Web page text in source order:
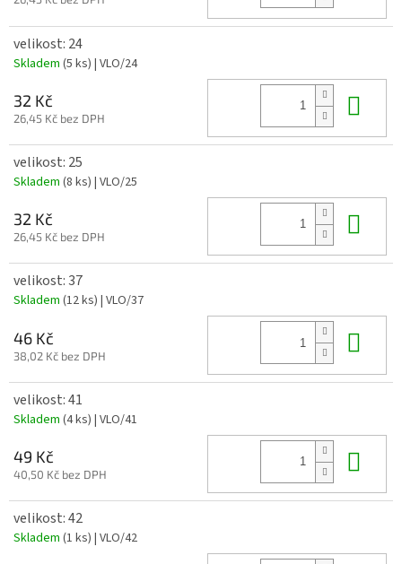
velikost: 24
Skladem (5 ks) | VLO/24
32 Kč
26,45 Kč bez DPH
velikost: 25
Skladem (8 ks) | VLO/25
32 Kč
26,45 Kč bez DPH
velikost: 37
Skladem (12 ks) | VLO/37
46 Kč
38,02 Kč bez DPH
velikost: 41
Skladem (4 ks) | VLO/41
49 Kč
40,50 Kč bez DPH
velikost: 42
Skladem (1 ks) | VLO/42